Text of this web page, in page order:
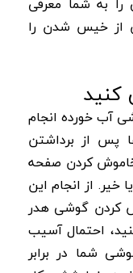
از خیس شدن را
آب خورده انجام
پس از برداشتن
کردن صفحه
خیر. از انجام این
کردن گوشی هدر
احتمال آسیب
شما در برابر